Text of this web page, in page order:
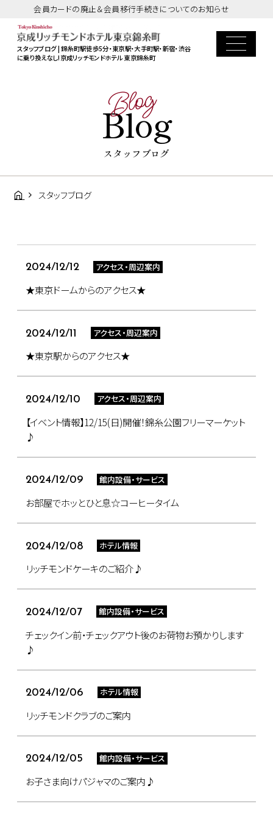
会員カードの廃止＆会員移行手続きについてのお知らせ
スタッフブログ | 錦糸町駅徒歩5分・東京駅・大手町駅・新宿・渋谷
に乗り換えなし!京成リッチモンドホテル 東京錦糸町
Blog
Blog
スタッフブログ
スタッフブログ
2024/12/12 アクセス・周辺案内
★東京ドームからのアクセス★
2024/12/11 アクセス・周辺案内
★東京駅からのアクセス★
2024/12/10 アクセス・周辺案内
【イベント情報】12/15(日)開催！錦糸公園フリーマーケット
♪
2024/12/09 館内設備・サービス
お部屋でホッとひと息☆コーヒータイム
2024/12/08 ホテル情報
リッチモンドケーキのご紹介♪
2024/12/07 館内設備・サービス
チェックイン前・チェックアウト後のお荷物お預かりします
♪
2024/12/06 ホテル情報
リッチモンドクラブのご案内
2024/12/05 館内設備・サービス
お子さま向けパジャマのご案内♪